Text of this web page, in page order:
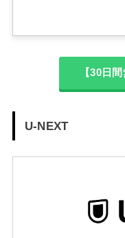
【30日
U-NEXT